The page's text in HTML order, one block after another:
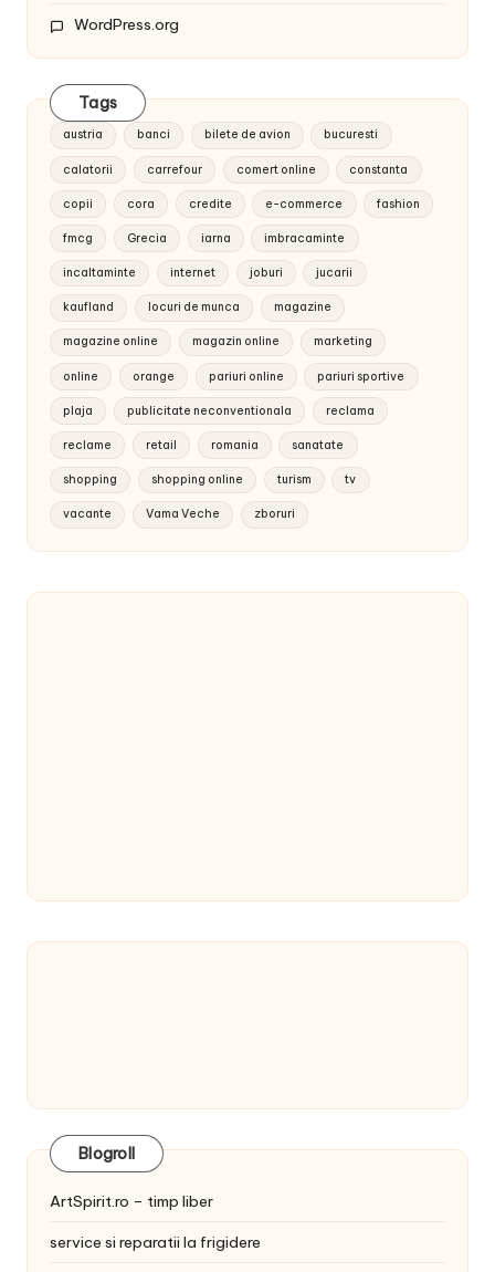
WordPress.org
Tags
austria banci bilete de avion bucuresti
calatorii carrefour comert online constanta
copii cora credite e-commerce fashion
fmcg Grecia iarna imbracaminte
incaltaminte internet joburi jucarii
kaufland locuri de munca magazine
magazine online magazin online marketing
online orange pariuri online pariuri sportive
plaja publicitate neconventionala reclama
reclame retail romania sanatate
shopping shopping online turism tv
vacante Vama Veche zboruri
Blogroll
ArtSpirit.ro – timp liber
service si reparatii la frigidere